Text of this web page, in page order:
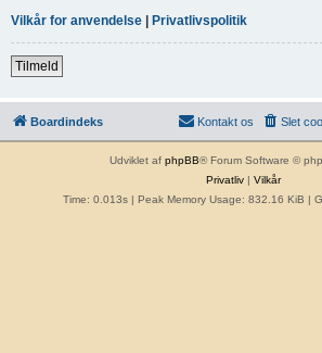
Vilkår for anvendelse
Privatlivspolitik
Tilmeld
Boardindeks Slet
Kontakt os
Udviklet af phpBB® Forum Software ©
Privatliv| Vilkår
Time: 0.013s| Peak Memory Usage: 832.16 KiB |